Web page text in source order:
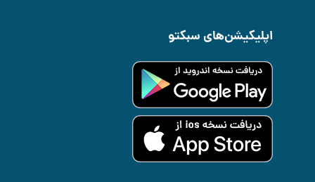
اپلیکیشن‌های سبکتو